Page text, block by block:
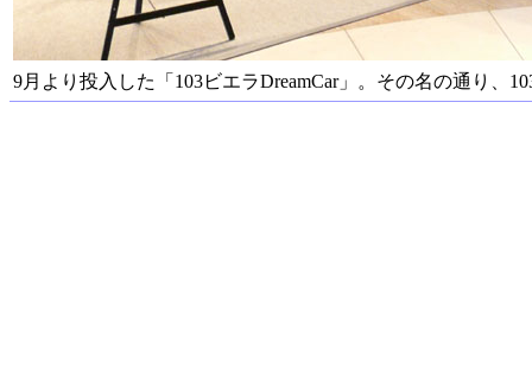
9月より投入した「103ビエラDreamCar」。その名の通り、